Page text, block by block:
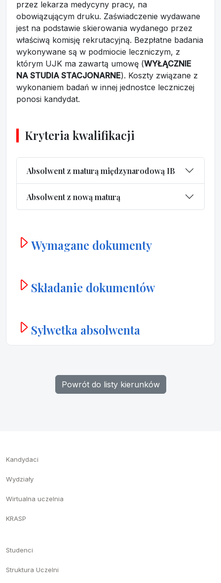
przez lekarza medycyny pracy, na
obowiązującym druku. Zaświadczenie wydawane
jest na podstawie skierowania wydanego przez
właściwą komisję rekrutacyjną. Bezpłatne badania
wykonywane są w podmiocie leczniczym, z
którym UJK ma zawartą umowę (WYŁĄCZNIE
NA STUDIA STACJONARNE). Koszty związane z
wykonaniem badań w innej jednostce leczniczej
ponosi kandydat.
Kryteria kwalifikacji
Absolwent z maturą międzynarodową IB
Absolwent z nową maturą
Wymagane dokumenty
Składanie dokumentów
Sylwetka absolwenta
Powrót do listy kierunków
Kandydaci
Wydziały
Wirtualna uczelnia
KRASP
Studenci
Struktura Uczelni